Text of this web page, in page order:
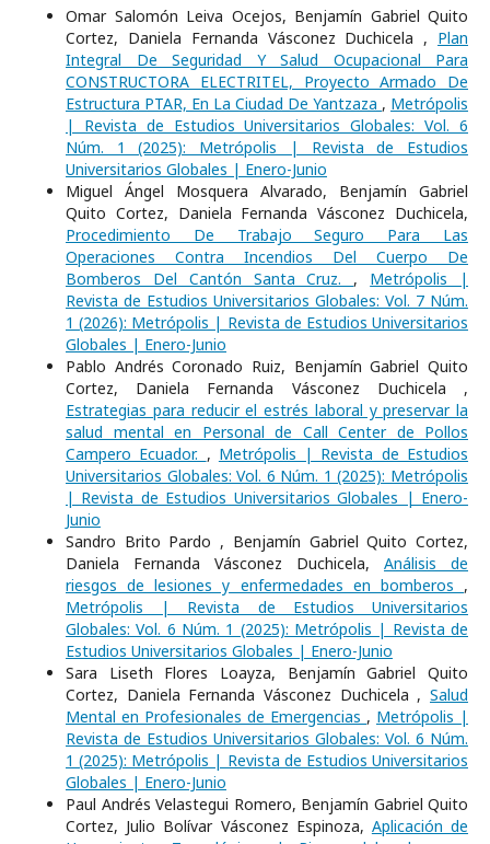
Omar Salomón Leiva Ocejos, Benjamín Gabriel Quito
Cortez, Daniela Fernanda Vásconez Duchicela , Plan
Integral De Seguridad Y Salud Ocupacional Para
CONSTRUCTORA ELECTRITEL, Proyecto Armado De
Estructura PTAR, En La Ciudad De Yantzaza , Metrópolis
| Revista de Estudios Universitarios Globales: Vol. 6
Núm. 1 (2025): Metrópolis | Revista de Estudios
Universitarios Globales | Enero-Junio
Miguel Ángel Mosquera Alvarado, Benjamín Gabriel
Quito Cortez, Daniela Fernanda Vásconez Duchicela,
Procedimiento De Trabajo Seguro Para Las
Operaciones Contra Incendios Del Cuerpo De
Bomberos Del Cantón Santa Cruz. , Metrópolis |
Revista de Estudios Universitarios Globales: Vol. 7 Núm.
1 (2026): Metrópolis | Revista de Estudios Universitarios
Globales | Enero-Junio
Pablo Andrés Coronado Ruiz, Benjamín Gabriel Quito
Cortez, Daniela Fernanda Vásconez Duchicela ,
Estrategias para reducir el estrés laboral y preservar la
salud mental en Personal de Call Center de Pollos
Campero Ecuador. , Metrópolis | Revista de Estudios
Universitarios Globales: Vol. 6 Núm. 1 (2025): Metrópolis
| Revista de Estudios Universitarios Globales | Enero-
Junio
Sandro Brito Pardo , Benjamín Gabriel Quito Cortez,
Daniela Fernanda Vásconez Duchicela, Análisis de
riesgos de lesiones y enfermedades en bomberos ,
Metrópolis | Revista de Estudios Universitarios
Globales: Vol. 6 Núm. 1 (2025): Metrópolis | Revista de
Estudios Universitarios Globales | Enero-Junio
Sara Liseth Flores Loayza, Benjamín Gabriel Quito
Cortez, Daniela Fernanda Vásconez Duchicela , Salud
Mental en Profesionales de Emergencias , Metrópolis |
Revista de Estudios Universitarios Globales: Vol. 6 Núm.
1 (2025): Metrópolis | Revista de Estudios Universitarios
Globales | Enero-Junio
Paul Andrés Velastegui Romero, Benjamín Gabriel Quito
Cortez, Julio Bolívar Vásconez Espinoza, Aplicación de